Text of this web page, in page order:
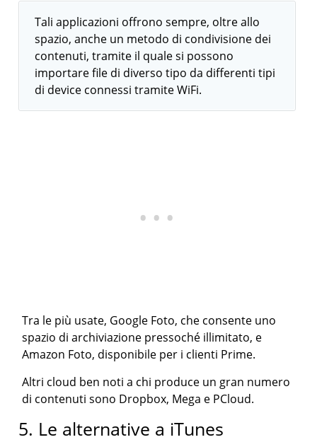
Tali applicazioni offrono sempre, oltre allo
spazio, anche un metodo di condivisione dei
contenuti, tramite il quale si possono
importare file di diverso tipo da differenti tipi
di device connessi tramite WiFi.
Tra le più usate, Google Foto, che consente uno
spazio di archiviazione pressoché illimitato, e
Amazon Foto, disponibile per i clienti Prime.
Altri cloud ben noti a chi produce un gran numero
di contenuti sono Dropbox, Mega e PCloud.
5. Le alternative a iTunes